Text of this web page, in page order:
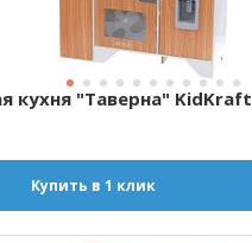
кухня "Таверна" KidKraft
Купить в 1 клик